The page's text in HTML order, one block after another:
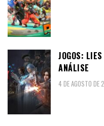
JOGOS:
ANÁLISE
4 DE AGOSTO DE